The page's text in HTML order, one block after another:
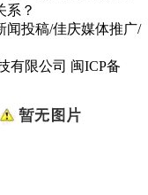
系？
闻投稿/佳庆媒体推广/
有限公司 闽ICP备